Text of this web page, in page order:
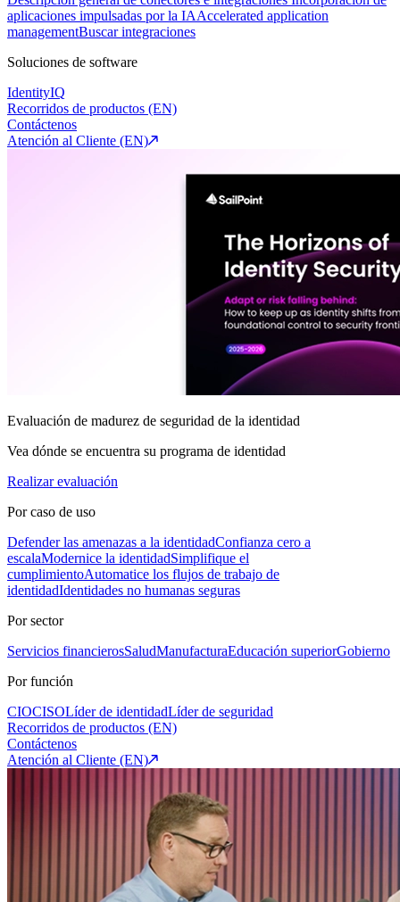
aplicaciones impulsadas por la IAAccelerated application
managementBuscar integraciones
Soluciones de software
IdentityIQ
Recorridos de productos (EN)
Contáctenos
Atención al Cliente (EN)
Evaluación de madurez de seguridad de la identidad
Vea dónde se encuentra su programa de identidad
Realizar evaluación
Por caso de uso
Defender las amenazas a la identidadConfianza cero a
escalaModernice la identidadSimplifique el
cumplimientoAutomatice los flujos de trabajo de
identidadIdentidades no humanas seguras
Por sector
Servicios financierosSaludManufacturaEducación superiorGobierno
Por función
CIOCISOLíder de identidadLíder de seguridad
Recorridos de productos (EN)
Contáctenos
Atención al Cliente (EN)